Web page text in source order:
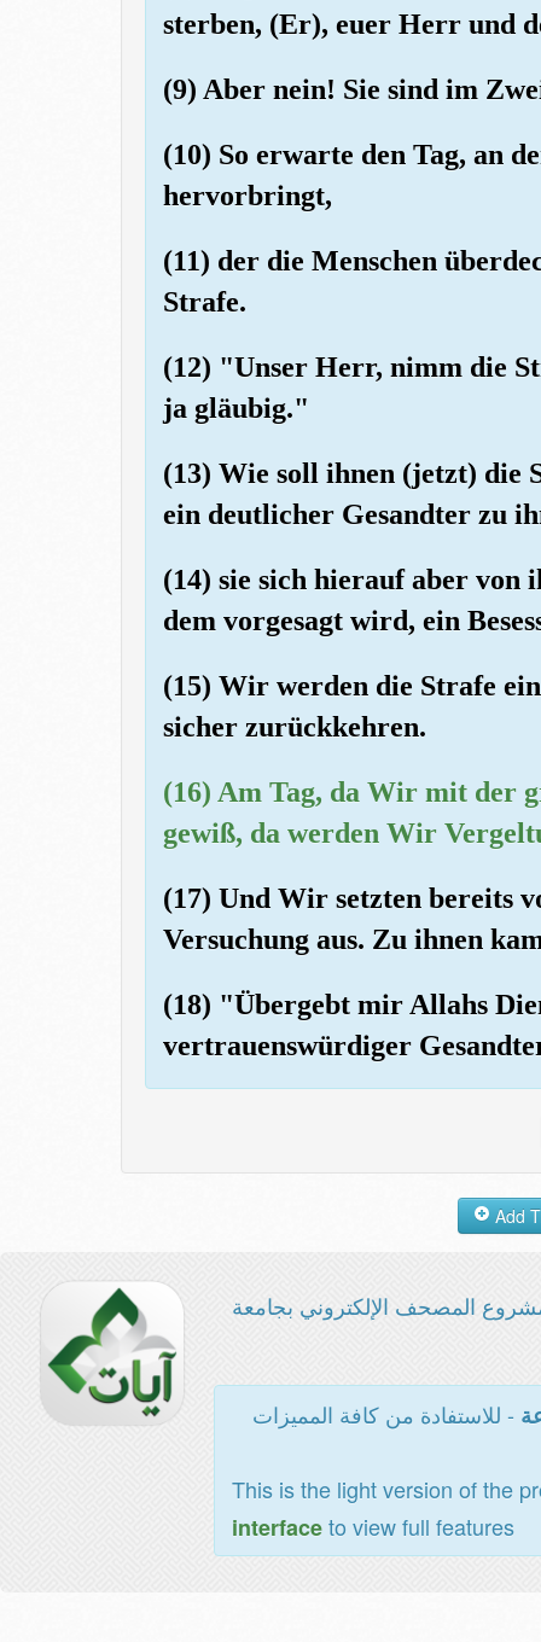
sterben, (Er), euer Herr und
(9) Aber nein! Sie sind im
(10) So erwarte den Tag, an
hervorbringt,
(11) der die Menschen
Strafe.
(12) "Unser Herr, nimm die
ja gläubig."
(13) Wie soll ihnen (jetzt) die
ein deutlicher Gesandter zu
(14) sie sich hierauf aber von
dem vorgesagt wird, ein
(15) Wir werden die Strafe
sicher zurückkehren.
(16) Am Tag, da Wir mit der
gewiß, da werden Wir
(17) Und Wir setzten bereits
Versuchung aus. Zu ihnen
(18) "Übergebt mir Allahs
vertrauenswürdiger
المصحف الإلكتروني بجامعة
- للاستفادة من كافة المميزات
This is the light version of the
interfaceto view full features